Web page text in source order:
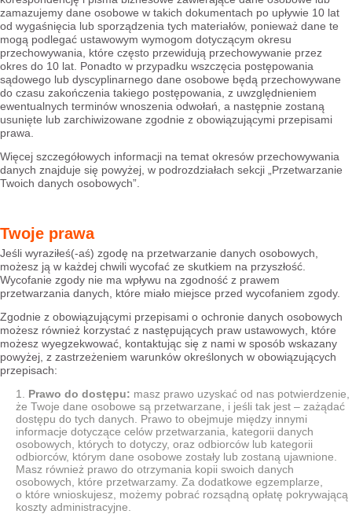
zamazujemy dane osobowe w takich dokumentach po upływie 10 lat
od wygaśnięcia lub sporządzenia tych materiałów, ponieważ dane te
mogą podlegać ustawowym wymogom dotyczącym okresu
przechowywania, które często przewidują przechowywanie przez
okres do 10 lat. Ponadto w przypadku wszczęcia postępowania
sądowego lub dyscyplinarnego dane osobowe będą przechowywane
do czasu zakończenia takiego postępowania, z uwzględnieniem
ewentualnych terminów wnoszenia odwołań, a następnie zostaną
usunięte lub zarchiwizowane zgodnie z obowiązującymi przepisami
prawa.
Więcej szczegółowych informacji na temat okresów przechowywania
danych znajduje się powyżej, w podrozdziałach sekcji „Przetwarzanie
Twoich danych osobowych”.
Twoje prawa
Jeśli wyraziłeś(-aś) zgodę na przetwarzanie danych osobowych,
możesz ją w każdej chwili wycofać ze skutkiem na przyszłość.
Wycofanie zgody nie ma wpływu na zgodność z prawem
przetwarzania danych, które miało miejsce przed wycofaniem zgody.
Zgodnie z obowiązującymi przepisami o ochronie danych osobowych
możesz również korzystać z następujących praw ustawowych, które
możesz wyegzekwować, kontaktując się z nami w sposób wskazany
powyżej, z zastrzeżeniem warunków określonych w obowiązujących
przepisach:
Prawo do dostępu: masz prawo uzyskać od nas potwierdzenie,
że Twoje dane osobowe są przetwarzane, i jeśli tak jest – zażądać
dostępu do tych danych. Prawo to obejmuje między innymi
informacje dotyczące celów przetwarzania, kategorii danych
osobowych, których to dotyczy, oraz odbiorców lub kategorii
odbiorców, którym dane osobowe zostały lub zostaną ujawnione.
Masz również prawo do otrzymania kopii swoich danych
osobowych, które przetwarzamy. Za dodatkowe egzemplarze,
o które wnioskujesz, możemy pobrać rozsądną opłatę pokrywającą
koszty administracyjne.